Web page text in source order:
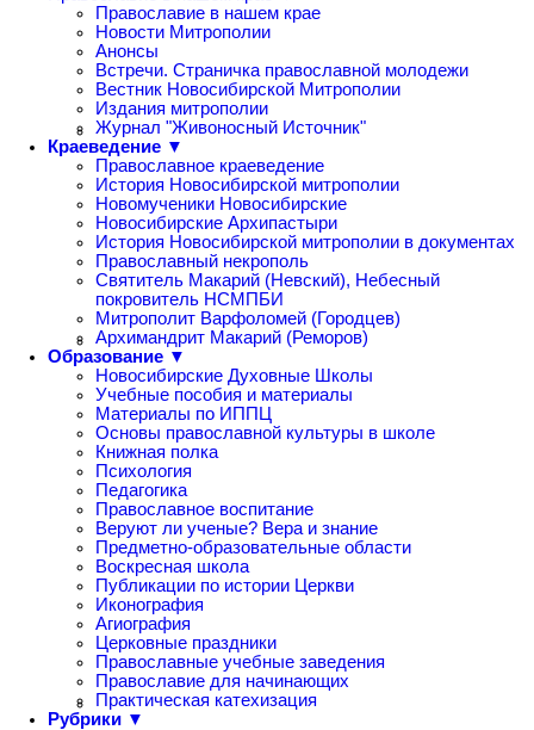
Православие в нашем крае
Новости Митрополии
Анонсы
Встречи. Страничка православной молодежи
Вестник Новосибирской Митрополии
Издания митрополии
Журнал "Живоносный Источник"
Краеведение ▼
Православное краеведение
История Новосибирской митрополии
Новомученики Новосибирские
Новосибирские Архипастыри
История Новосибирской митрополии в документах
Православный некрополь
Святитель Макарий (Невский), Небесный
покровитель НСМПБИ
Митрополит Варфоломей (Городцев)
Архимандрит Макарий (Реморов)
Образование ▼
Новосибирские Духовные Школы
Учебные пособия и материалы
Материалы по ИППЦ
Основы православной культуры в школе
Книжная полка
Психология
Педагогика
Православное воспитание
Веруют ли ученые? Вера и знание
Предметно-образовательные области
Воскресная школа
Публикации по истории Церкви
Иконография
Агиография
Церковные праздники
Православные учебные заведения
Православие для начинающих
Практическая катехизация
Рубрики ▼